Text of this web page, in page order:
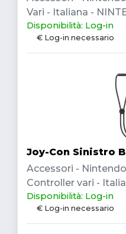
Vari - Italiana -
Disponibilità: Log-in
€ Log-in necessario
Joy-Con Sinistro
Accessori -
Controller vari -
Disponibilità: Log-in
€ Log-in necessario